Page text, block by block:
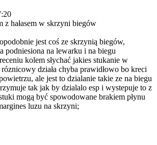
z hałasem w skrzyni biegów
jest coś ze skrzynią biegów,
podniesiona na lewarku i na biegu
kolem słychać jakies stukanie w
działa chyba prawidłowo bo kreci
ale jest to dzialanie takie ze na biegu
tak jak by dzialalo esp i wystepuje to z
mogą być spowodowane brakiem płynu
luzu na skrzyni;